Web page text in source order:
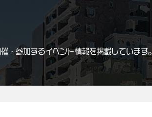
・参加するイベント情報を掲載しています。